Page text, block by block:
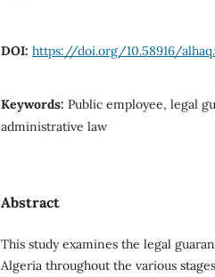
DOI: https://doi.org/10.58916/
Keywords: Public employee, legal
administrative law
Abstract
This study examines the legal
Algeria throughout the various